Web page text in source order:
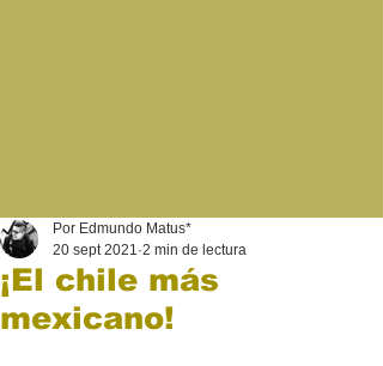
¡El chile más
mexicano!
Por Edmundo Matus*
20 sept 2021 2 min de lectura